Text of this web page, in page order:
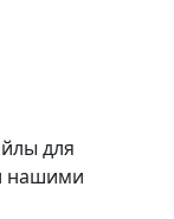
для
нашими